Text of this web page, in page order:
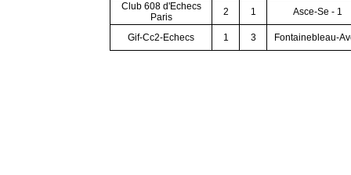
Club 608 d'Echecs
Paris
2 1 Asce-Se - 1
Gif-Cc2-Echecs 1 3 Fontainebleau-